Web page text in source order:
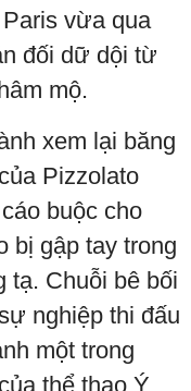
vừa qua
đối dữ dội từ
mộ.
xem lại băng
Pizzolato
buộc cho
bị gập tay trong
tạ. Chuỗi bê bối
nghiệp thi đấu
một trong
thể thao Ý.